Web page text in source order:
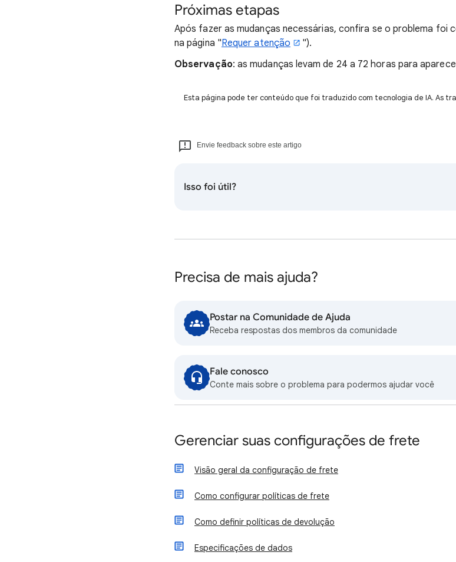
Próximas etapas
Após fazer as mudanças necessárias, confira se o problema foi
na página "Requer atenção
").
Observação: as mudanças levam de 24 a 72 horas para
Esta página pode ter conteúdo que foi traduzido com tecnologia de IA. As
Envie feedback sobre este artigo
Isso foi útil?
Precisa de mais ajuda?
Postar na Comunidade de Ajuda
Receba respostas dos membros da comunidade
Fale conosco
Conte mais sobre o problema para podermos ajudar você
Gerenciar suas configurações de frete
Visão geral da configuração de frete
Como configurar políticas de frete
Como definir políticas de devolução
Especificações de dados